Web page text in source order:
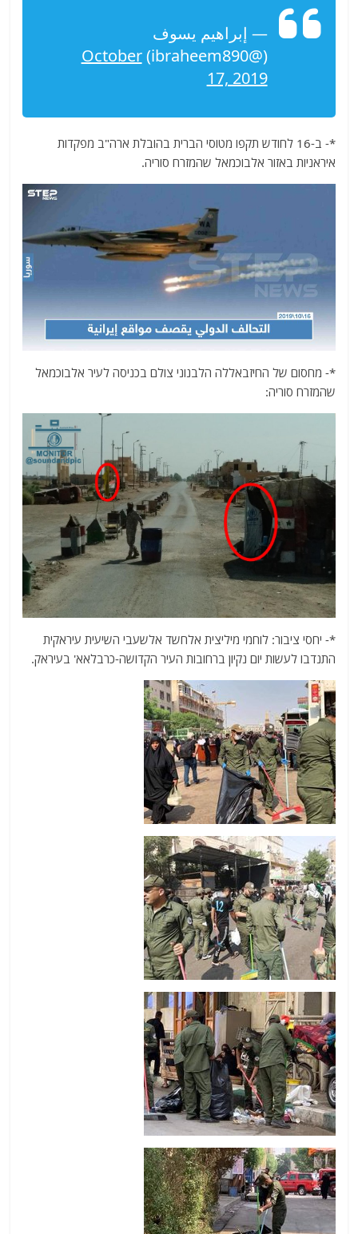
— إبراهيم يسوف
(@ibraheem890)
October
17, 2019
*- ב-16 לחודש תקפו מטוסי הברית בהובלת ארה"ב מפקדות
איראניות באזור אלבוכמאל שהמזרח סוריה.
*- מחסום של החיזבאללה הלבנוני צולם בכניסה לעיר אלבוכמאל
שהמזרח סוריה:
*- יחסי ציבור: לוחמי מיליצית אלחשד אלשעבי השיעית עיראקית
התנדבו לעשות יום נקיון ברחובות העיר הקדושה-כרבלאא' בעיראק.